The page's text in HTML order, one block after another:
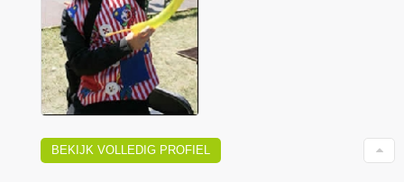
BEKIJK VOLLEDIG PROFIEL